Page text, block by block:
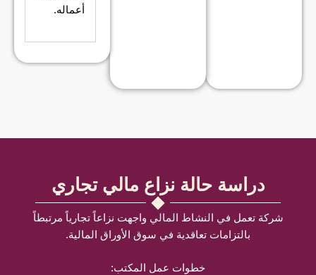
أعماله.
دراسة حالة نزاع مالي تجاري
شركة تعمل في النشاط المالي واجهت نزاعاً تجارياً مرتبطاً
بالتزامات تعاقدية في سوق الأوراق المالية.
خطوات عمل المكتب: